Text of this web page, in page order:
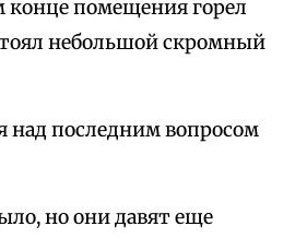
конце помещения горел
небольшой скромный
над последним вопросом
но они давят еще